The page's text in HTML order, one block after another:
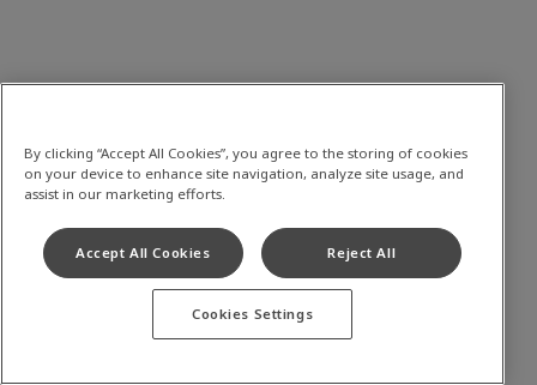
By clicking “Accept All Cookies”, you agree to the storing of cookies
on your device to enhance site navigation, analyze site usage, and
assist in our marketing efforts.
Accept All Cookies Reject All
Cookies Settings